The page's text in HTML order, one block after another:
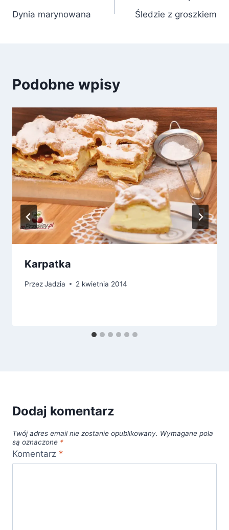
wpisu
Dynia marynowana Śledzie z groszkiem
Podobne wpisy
Karpatka
PrzezJadzia 2 kwietnia 2014
Dodaj komentarz
Twój adres email nie zostanie opublikowany. Wymagane pola
są oznaczone *
Komentarz *